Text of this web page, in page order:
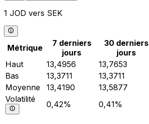
1 JOD vers SEK
Métrique
7 derniers
jours
30 derniers
jours
Haut
13,4956 13,7653
Bas
13,3711 13,3711
Moyenne
13,4190 13,5877
Volatilité
0,42% 0,41%